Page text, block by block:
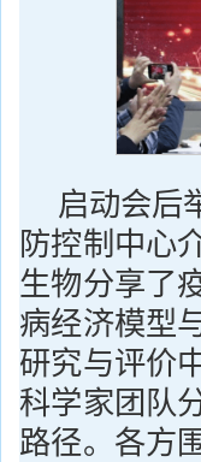
启动会后
防控制中心
生物分享了
病经济模型
研究与评价
科学家团队
路径。各方